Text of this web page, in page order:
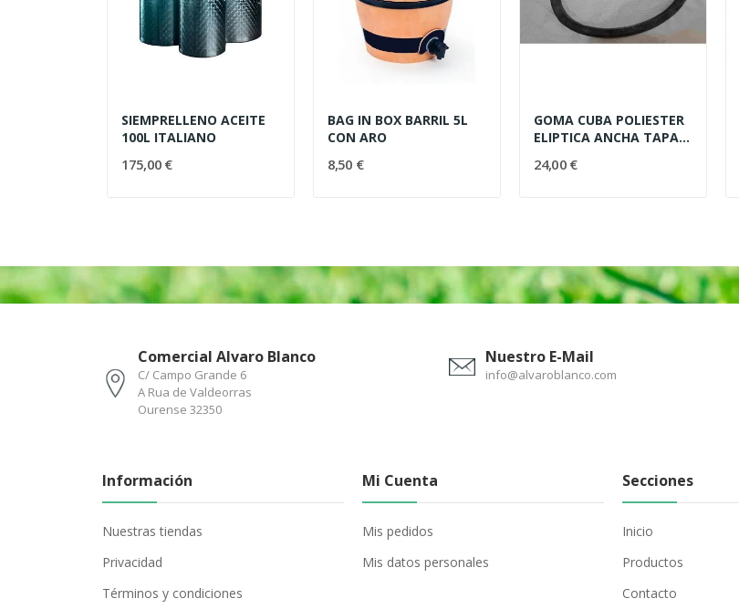
SIEMPRELLENO ACEITE
100L ITALIANO
175,00 €
BAG IN BOX BARRIL 5L
CON ARO
8,50 €
GOMA CUBA POLIESTER
ELIPTICA ANCHA TAPA...
24,00 €
Comercial Alvaro Blanco
C/ Campo Grande 6
A Rua de Valdeorras
Ourense 32350
Nuestro E-Mail
info@alvaroblanco.com
Información
Nuestras tiendas
Privacidad
Términos y condiciones
Mi Cuenta
Mis pedidos
Mis datos personales
Secciones
Inicio
Productos
Contacto